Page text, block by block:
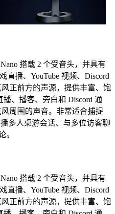
搭载 2 个受音头，并具有
直播、YouTube 视频、Discord
正前方的声源，提供丰富、饱
、播客、旁白和 Discord 通
周围的声音。非常适合捕捉
多人桌游会话、与多位访客聊
。
搭载 2 个受音头，并具有
直播、YouTube 视频、Discord
正前方的声源，提供丰富、饱